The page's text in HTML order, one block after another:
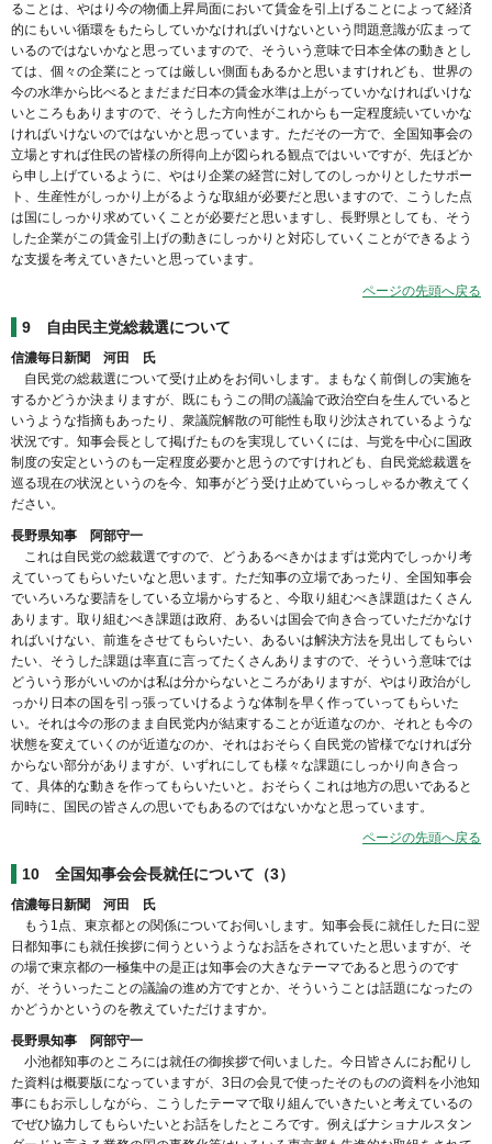
ることは、やはり今の物価上昇局面において賃金を引上げることによって経済
的にもいい循環をもたらしていかなければいけないという問題意識が広まって
いるのではないかなと思っていますので、そういう意味で日本全体の動きとし
ては、個々の企業にとっては厳しい側面もあるかと思いますけれども、世界の
今の水準から比べるとまだまだ日本の賃金水準は上がっていかなければいけな
いところもありますので、そうした方向性がこれからも一定程度続いていかな
ければいけないのではないかと思っています。ただその一方で、全国知事会の
立場とすれば住民の皆様の所得向上が図られる観点ではいいですが、先ほどか
ら申し上げているように、やはり企業の経営に対してのしっかりとしたサポー
ト、生産性がしっかり上がるような取組が必要だと思いますので、こうした点
は国にしっかり求めていくことが必要だと思いますし、長野県としても、そう
した企業がこの賃金引上げの動きにしっかりと対応していくことができるよう
な支援を考えていきたいと思っています。
ページの先頭へ戻る
9 自由民主党総裁選について
信濃毎日新聞 河田 氏
自民党の総裁選について受け止めをお伺いします。まもなく前倒しの実施を
するかどうか決まりますが、既にもうこの間の議論で政治空白を生んでいると
いうような指摘もあったり、衆議院解散の可能性も取り沙汰されているような
状況です。知事会長として掲げたものを実現していくには、与党を中心に国政
制度の安定というのも一定程度必要かと思うのですけれども、自民党総裁選を
巡る現在の状況というのを今、知事がどう受け止めていらっしゃるか教えてく
ださい。
長野県知事 阿部守一
これは自民党の総裁選ですので、どうあるべきかはまずは党内でしっかり考
えていってもらいたいなと思います。ただ知事の立場であったり、全国知事会
でいろいろな要請をしている立場からすると、今取り組むべき課題はたくさん
あります。取り組むべき課題は政府、あるいは国会で向き合っていただかなけ
ればいけない、前進をさせてもらいたい、あるいは解決方法を見出してもらい
たい、そうした課題は率直に言ってたくさんありますので、そういう意味では
どういう形がいいのかは私は分からないところがありますが、やはり政治がし
っかり日本の国を引っ張っていけるような体制を早く作っていってもらいた
い。それは今の形のまま自民党内が結束することが近道なのか、それとも今の
状態を変えていくのが近道なのか、それはおそらく自民党の皆様でなければ分
からない部分がありますが、いずれにしても様々な課題にしっかり向き合っ
て、具体的な動きを作ってもらいたいと。おそらくこれは地方の思いであると
同時に、国民の皆さんの思いでもあるのではないかなと思っています。
ページの先頭へ戻る
10 全国知事会会長就任について（3）
信濃毎日新聞 河田 氏
もう1点、東京都との関係についてお伺いします。知事会長に就任した日に翌
日都知事にも就任挨拶に伺うというようなお話をされていたと思いますが、そ
の場で東京都の一極集中の是正は知事会の大きなテーマであると思うのです
が、そういったことの議論の進め方ですとか、そういうことは話題になったの
かどうかというのを教えていただけますか。
長野県知事 阿部守一
小池都知事のところには就任の御挨拶で伺いました。今日皆さんにお配りし
た資料は概要版になっていますが、3日の会見で使ったそのものの資料を小池知
事にもお示ししながら、こうしたテーマで取り組んでいきたいと考えているの
でぜひ協力してもらいたいとお話をしたところです。例えばナショナルスタン